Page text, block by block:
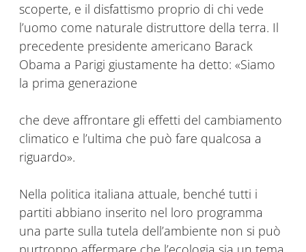
scoperte, e il disfattismo proprio di chi vede
l’uomo come naturale distruttore della terra. Il
precedente presidente americano Barack
Obama a Parigi giustamente ha detto: «Siamo
la prima generazione
che deve affrontare gli effetti del cambiamento
climatico e l’ultima che può fare qualcosa a
riguardo».
Nella politica italiana attuale, benché tutti i
partiti abbiano inserito nel loro programma
una parte sulla tutela dell’ambiente non si può